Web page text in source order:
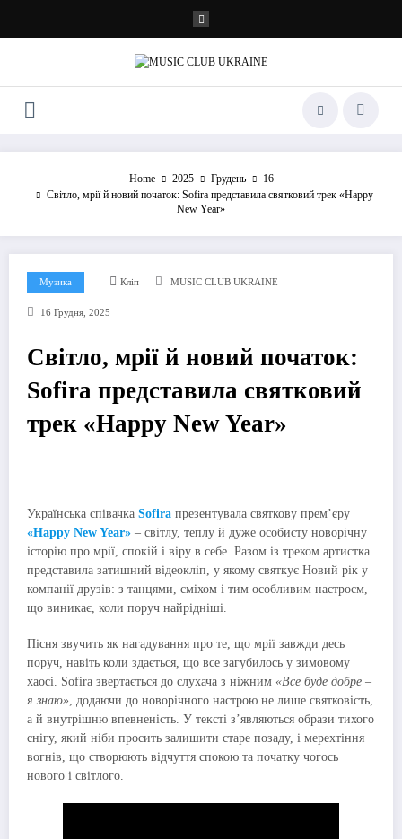
контенту
Home 2025 Грудень
16
Світло, мрії й новий початок: Sofira представила святковий трек «Happy
New Year»
Музика Кліп MUSIC CLUB UKRAINE
16 Грудня, 2025
Світло, мрії й новий початок:
Sofira представила святковий
трек «Happy New Year»
Українська співачка Sofira презентувала святкову прем’єру
«Happy New Year» – світлу, теплу й дуже особисту новорічну
історію про мрії, спокій і віру в себе. Разом із треком артистка
представила затишний відеокліп, у якому святкує Новий рік у
компанії друзів: з танцями, сміхом і тим особливим настроєм,
що виникає, коли поруч найрідніші.
Пісня звучить як нагадування про те, що мрії завжди десь
поруч, навіть коли здається, що все загубилось у зимовому
хаосі. Sofira звертається до слухача з ніжним «Все буде добре –
я знаю», додаючи до новорічного настрою не лише святковість,
а й внутрішню впевненість. У тексті з’являються образи тихого
снігу, який ніби просить залишити старе позаду, і мерехтіння
вогнів, що створюють відчуття спокою та початку чогось
нового і світлого.